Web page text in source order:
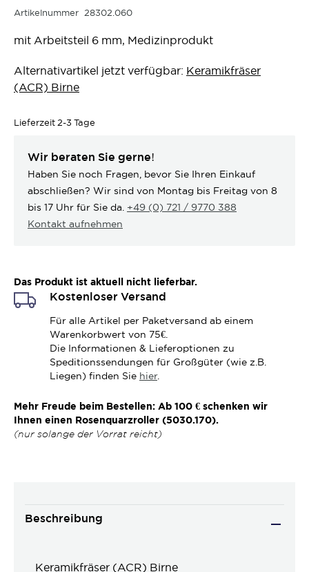
Artikelnummer 28302.060
mit Arbeitsteil 6 mm, Medizinprodukt
Alternativartikel jetzt verfügbar: Keramikfräser
(ACR) Birne
Lieferzeit 2-3 Tage
Wir beraten Sie gerne!
Haben Sie noch Fragen, bevor Sie Ihren Einkauf
abschließen? Wir sind von Montag bis Freitag von 8
bis 17 Uhr für Sie da. +49 (0) 721 / 9770 388
Kontakt aufnehmen
Das Produkt ist aktuell nicht lieferbar.
Kostenloser Versand
Für alle Artikel per Paketversand ab einem
Warenkorbwert von 75€.
Die Informationen & Lieferoptionen zu
Speditionssendungen für Großgüter (wie z.B.
Liegen) finden Sie hier.
Mehr Freude beim Bestellen: Ab 100 € schenken wir
Ihnen einen Rosenquarzroller (5030.170).
(nur solange der Vorrat reicht)
Beschreibung
Keramikfräser (ACR) Birne